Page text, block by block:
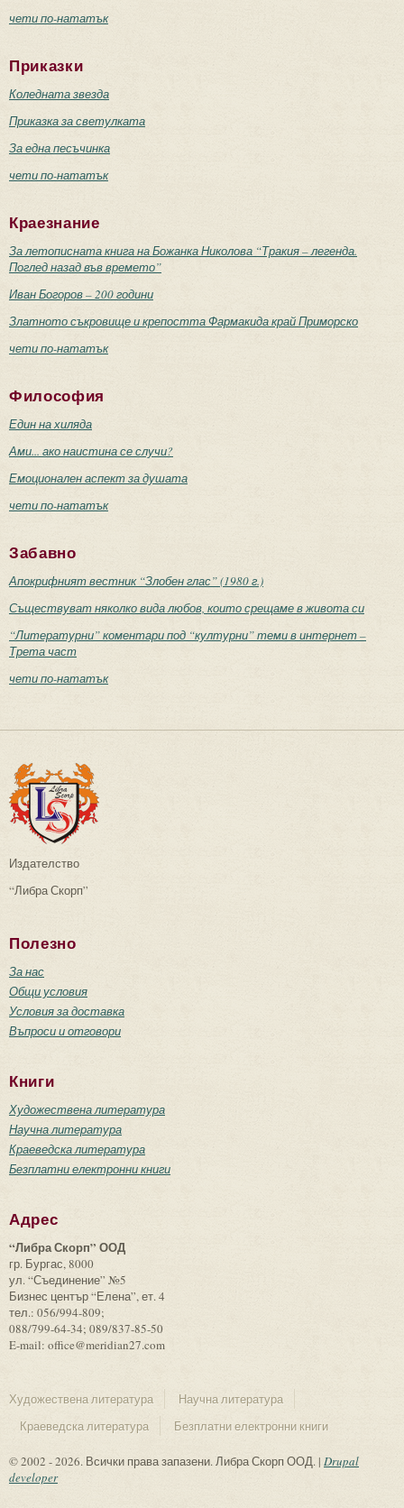
чети по-нататък
Приказки
Коледната звезда
Приказка за светулката
За една песъчинка
чети по-нататък
Краезнание
За летописната книга на Божанка Николова “Тракия – легенда.
Поглед назад във времето”
Иван Богоров – 200 години
Златното съкровище и крепостта Фармакида край Приморско
чети по-нататък
Философия
Един на хиляда
Ами... ако наистина се случи?
Емоционален аспект за душата
чети по-нататък
Забавно
Апокрифният вестник “Злобен глас” (1980 г.)
Съществуват няколко вида любов, които срещаме в живота си
“Литературни” коментари под “културни” теми в интернет –
Трета част
чети по-нататък
Издателство
“Либра Скорп”
Полезно
За нас
Общи условия
Условия за доставка
Въпроси и отговори
Книги
Художествена литература
Научна литература
Краеведска литература
Безплатни електронни книги
Адрес
“Либра Скорп” ООД
гр. Бургас, 8000
ул. “Съединение” №5
Бизнес център “Елена”, ет. 4
тел.: 056/994-809;
088/799-64-34; 089/837-85-50
E-mail: office@meridian27.com
Художествена литература
Научна литература
Краеведска литература
Безплатни електронни книги
© 2002 - 2026. Всички права запазени. Либра Скорп ООД. | Drupal
developer